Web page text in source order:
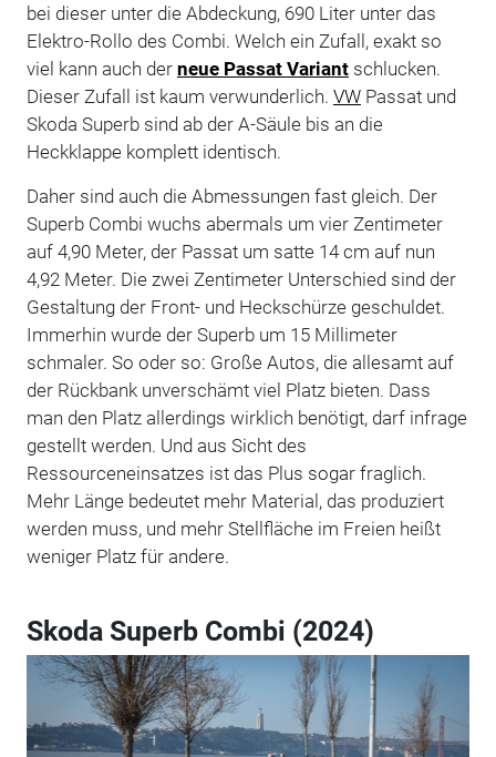
bei dieser unter die Abdeckung, 690 Liter unter das
Elektro-Rollo des Combi. Welch ein Zufall, exakt so
viel kann auch der neue Passat Variantschlucken.
Dieser Zufall ist kaum verwunderlich. VWPassat und
Skoda Superb sind ab der A-Säule bis an die
Heckklappe komplett identisch.
Daher sind auch die Abmessungen fast gleich. Der
Superb Combi wuchs abermals um vier Zentimeter
auf 4,90 Meter, der Passat um satte 14 cm auf nun
4,92 Meter. Die zwei Zentimeter Unterschied sind der
Gestaltung der Front- und Heckschürze geschuldet.
Immerhin wurde der Superb um 15 Millimeter
schmaler. So oder so: Große Autos, die allesamt auf
der Rückbank unverschämt viel Platz bieten. Dass
man den Platz allerdings wirklich benötigt, darf infrage
gestellt werden. Und aus Sicht des
Ressourceneinsatzes ist das Plus sogar fraglich.
Mehr Länge bedeutet mehr Material, das produziert
werden muss, und mehr Stellfläche im Freien heißt
weniger Platz für andere.
Skoda Superb Combi (2024)